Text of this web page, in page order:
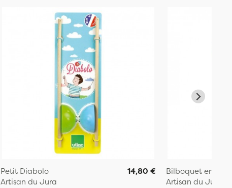
Petit Diabolo
Artisan du Jura
14,80 €
Bilboquet en
Artisan du Jura